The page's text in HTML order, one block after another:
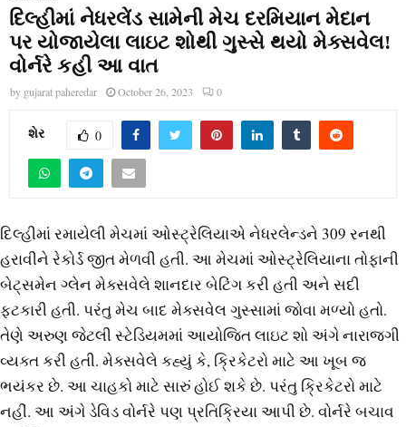
દિલ્હીમાં નેધરલેંડ સામેની મેચ દરમિયાન મેદાન
પર યોજાયેલા લાઇટ શોથી ગુસ્સે થયો મેક્સવેલ!
વોર્નરે કહી આ વાત
by gujarat paheredar October 26, 2023 0
શેર 0
દિલ્હીમાં રમાયેલી મેચમાં ઓસ્ટ્રેલિયાએ નેધરલેન્ડને 309 રનથી
હરાવીને રેકોર્ડ જીત મેળવી હતી. આ મેચમાં ઓસ્ટ્રેલિયાના તોફાની
બેટ્સમેન ગ્લેન મેક્સવેલે શાનદાર બેટિંગ કરી હતી અને સદી
ફટકારી હતી. પરંતુ મેચ બાદ મેક્સવેલ ગુસ્સામાં જોવા મળ્યો હતો.
તેણે અરુણ જેટલી સ્ટેડિયમમાં આયોજિત લાઇટ શો અંગે નારાજગી
વ્યક્ત કરી હતી. મેક્સવેલે કહ્યું કે, ક્રિકેટરો માટે આ ખૂબ જ
ભયંકર છે. આ ચાહકો માટે સારું હોઈ શકે છે. પરંતુ ક્રિકેટરો માટે
નહીં. આ અંગે ડેવિડ વોર્નરે પણ પ્રતિક્રિયા આપી છે. વોર્નરે બચાવ